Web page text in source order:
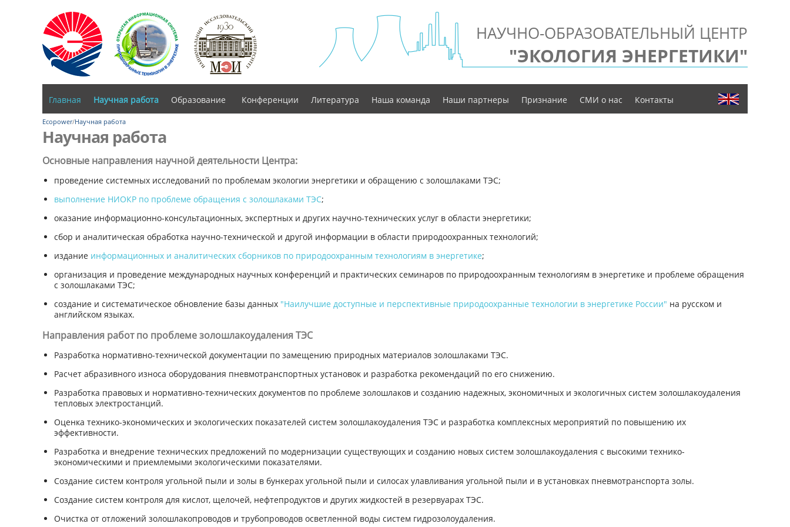
НАУЧНО-ОБРАЗОВАТЕЛЬНЫЙ ЦЕНТР
"ЭКОЛОГИЯ ЭНЕРГЕТИКИ"
Главная Научная работа Образование Конференции Литература Наша команда Наши партнеры Признание СМИ о нас Контакты
Ecopower/Научная работа
Научная работа
Основные направления научной деятельности Центра:
проведение системных исследований по проблемам экологии энергетики и обращению с золошлаками ТЭС;
выполнение НИОКР по проблеме обращения с золошлаками ТЭС;
оказание информационно-консультационных, экспертных и других научно-технических услуг в области энергетики;
сбор и аналитическая обработка научно-технической и другой информации в области природоохранных технологий;
издание информационных и аналитических сборников по природоохранным технологиям в энергетике;
организация и проведение международных научных конференций и практических семинаров по природоохранным технологиям в энергетике и проблеме обращения
с золошлаками ТЭС;
создание и систематическое обновление базы данных "Наилучшие доступные и перспективные природоохранные технологии в энергетике России" на русском и
английском языках.
Направления работ по проблеме золошлакоудаления ТЭС
Разработка нормативно-технической документации по замещению природных материалов золошлаками ТЭС.
Расчет абразивного износа оборудования пневмотранспортных установок и разработка рекомендаций по его снижению.
Разработка правовых и нормативно-технических документов по проблеме золошлаков и созданию надежных, экономичных и экологичных систем золошлакоудаления
тепловых электростанций.
Оценка технико-экономических и экологических показателей систем золошлакоудаления ТЭС и разработка комплексных мероприятий по повышению их
эффективности.
Разработка и внедрение технических предложений по модернизации существующих и созданию новых систем золошлакоудаления с высокими технико-
экономическими и приемлемыми экологическими показателями.
Создание систем контроля угольной пыли и золы в бункерах угольной пыли и силосах улавливания угольной пыли и в установках пневмотранспорта золы.
Создание систем контроля для кислот, щелочей, нефтепродуктов и других жидкостей в резервуарах ТЭС.
Очистка от отложений золошлакопроводов и трубопроводов осветленной воды систем гидрозолоудаления.